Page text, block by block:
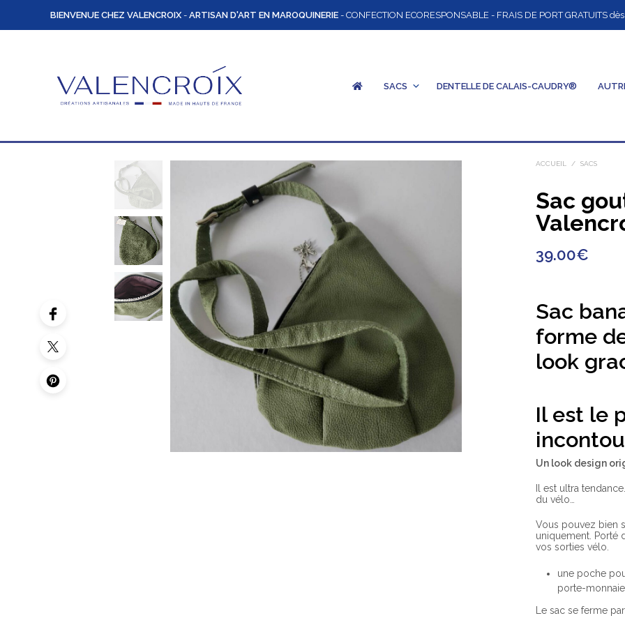
BIENVENUE CHEZ VALENCROIX - ARTISAN D'ART EN MAROQUINERIE - CONFECTION ECORESPONSABLE - FRAIS DE PORT GRATUITS
SACS DENTELLE DE CALAIS-CAUDRY®
ACCUEIL / SACS
Sac
39.00€
Sac
forme
look
Il est le
Un look design
Il est ultra
du vélo…
Vous pouvez bien
uniquement. Porté
vos sorties vélo.
une poche
porte-
Le sac se ferme